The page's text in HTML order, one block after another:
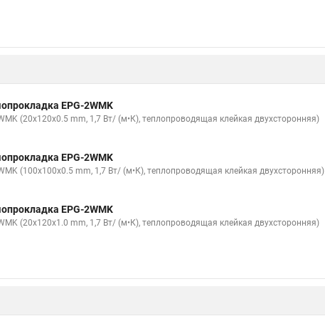
EPG-2WMK
(20x120x0.5 mm, 1,7 Вт/ (м•К), теплопроводящая клейкая двухсторонняя)
EPG-2WMK
(100x100x0.5 mm, 1,7 Вт/ (м•К), теплопроводящая клейкая двухсторонняя)
EPG-2WMK
(20x120x1.0 mm, 1,7 Вт/ (м•К), теплопроводящая клейкая двухсторонняя)